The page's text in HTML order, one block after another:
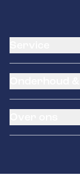
Banden service
Klantenkaart
Schade en